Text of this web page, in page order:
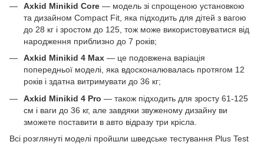
Axkid Minikid Core — модель зі спрощеною установкою
та дизайном Compact Fit, яка підходить для дітей з вагою
до 28 кг і зростом до 125, тож може використовуватися від
народження приблизно до 7 років;
Axkid Minikid 4 Max — це подовжена варіація
попередньої моделі, яка вдосконалювалась протягом 12
років і здатна витримувати до 36 кг;
Axkid Minikid 4 Pro — також підходить для зросту 61-125
см і ваги до 36 кг, але завдяки звуженому дизайну ви
зможете поставити в авто відразу три крісла.
Всі розглянуті моделі пройшли шведське тестування Plus Test